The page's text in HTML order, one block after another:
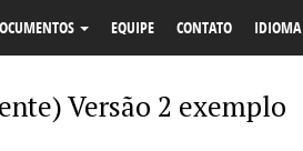
EQUIPE CONTATO IDIOMA
Versão 2 exemplo